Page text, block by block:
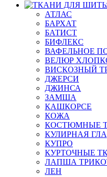
АТЛАС
БАРХАТ
БАТИСТ
БИФЛЕКС
ВАФЕЛЬНОЕ
ВЕЛЮР
ВИСКОЗНЫЙ
ДЖЕРСИ
ДЖИНСА
ЗАМША
КАШКОРСЕ
КОЖА
КОСТЮМНЫЕ
КУЛИРНАЯ
КУПРО
КУРТОЧНЫЕ
ЛАПША
ЛЕН